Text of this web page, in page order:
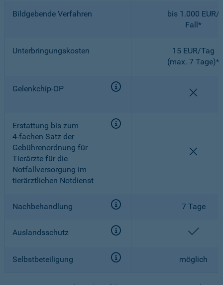
Bildgebende Verfahren
bis 1.000 EUR/
Fall*
Unterbringungskosten
15 EUR/Tag
(max. 7 Tage)*
Gelenkchip-OP
Erstattung bis zum
4-fachen Satz der
Gebührenordnung für
Tierärzte für die
Notfallversorgung im
tierärztlichen Notdienst
Nachbehandlung 7 Tage
Auslandsschutz
Selbstbeteiligung möglich